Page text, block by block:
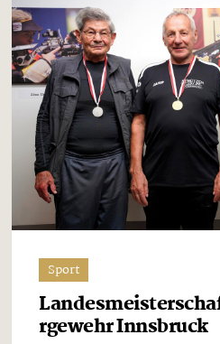
Sport
rgewehr Innsbruck